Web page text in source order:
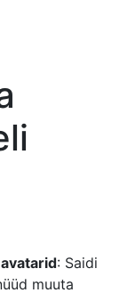
: Saidi
muuta